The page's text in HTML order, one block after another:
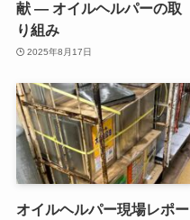
献 ― オイルヘルパーの取
り組み
2025年8月17日
オイルヘルパー現場レポー